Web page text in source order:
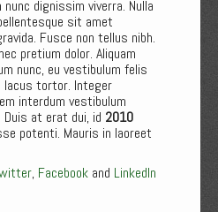
dignissim viverra. Nulla
sit amet
Fusce non tellus nibh.
pretium dolor. Aliquam
nunc, eu vestibulum felis
lacus tortor. Integer
interdum vestibulum
at erat dui, id 2010
potenti. Mauris in laoreet
, Facebook and LinkedIn